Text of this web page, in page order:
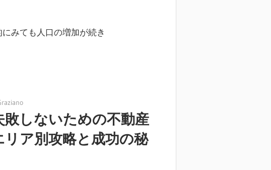
みても人口の増加が続き
敗しないための不動産
リア別攻略と成功の秘